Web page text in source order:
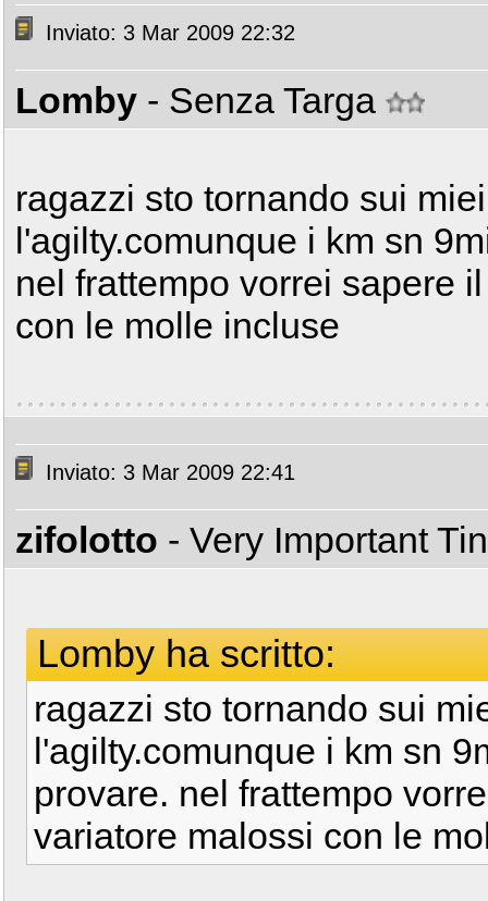
Inviato: 3 Mar 2009 22:32
Lomby - Senza Targa
ragazzi sto tornando sui
l'agilty.comunque i km sn
nel frattempo vorrei sapere
con le molle incluse
Inviato: 3 Mar 2009 22:41
zifolotto - Very Important
Lomby ha scritto:
ragazzi sto tornando sui
l'agilty.comunque i km sn
provare. nel frattempo
variatore malossi con le